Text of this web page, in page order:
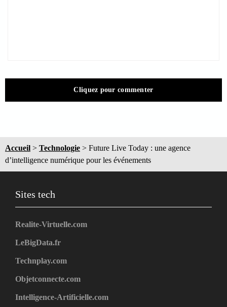
Cliquez pour commenter
Accueil > Technologie > Future Live Today : une agence
d’intelligence numérique pour les événements
Sites tech
Realite-Virtuelle.com
LeBigData.fr
Technplay.com
Objetconnecte.com
Intelligence-Artificielle.com